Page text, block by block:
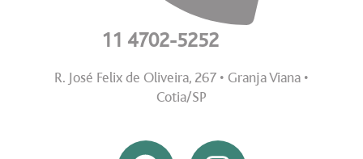
11 4702-5252
R. José Felix de Oliveira, 267 • Granja Viana •
Cotia/SP